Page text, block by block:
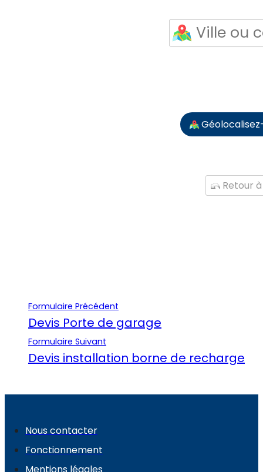
Retour
Formulaire Précédent
Devis Porte de garage
Formulaire Suivant
Devis installation borne de recharge
Nous contacter
Fonctionnement
Mentions légales